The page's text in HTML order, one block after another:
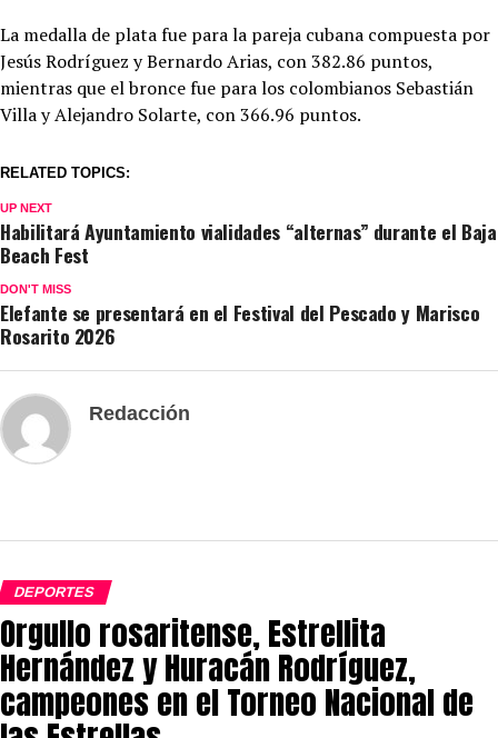
La medalla de plata fue para la pareja cubana compuesta por
Jesús Rodríguez y Bernardo Arias, con 382.86 puntos,
mientras que el bronce fue para los colombianos Sebastián
Villa y Alejandro Solarte, con 366.96 puntos.
RELATED TOPICS:
UP NEXT
Habilitará Ayuntamiento vialidades “alternas” durante el Baja
Beach Fest
DON'T MISS
Elefante se presentará en el Festival del Pescado y Marisco
Rosarito 2026
Redacción
DEPORTES
Orgullo rosaritense, Estrellita
Hernández y Huracán Rodríguez,
campeones en el Torneo Nacional de